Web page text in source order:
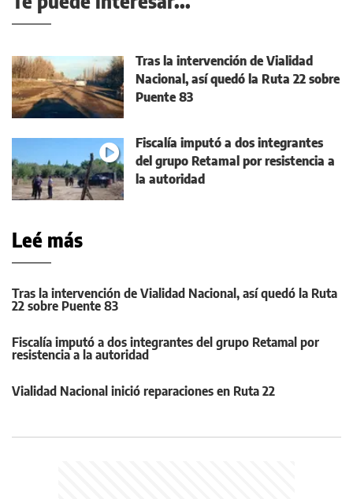
Tras la intervención de Vialidad
Nacional, así quedó la Ruta 22 sobre
Puente 83
Fiscalía imputó a dos integrantes
del grupo Retamal por resistencia a
la autoridad
Leé más
Tras la intervención de Vialidad Nacional, así quedó la Ruta
22 sobre Puente 83
Fiscalía imputó a dos integrantes del grupo Retamal por
resistencia a la autoridad
Vialidad Nacional inició reparaciones en Ruta 22